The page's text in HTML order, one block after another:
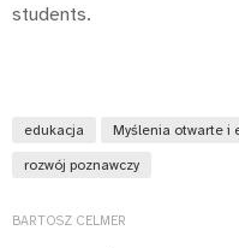
students.
edukacja Myślenia otwarte i
rozwój poznawczy
BARTOSZ CELMER